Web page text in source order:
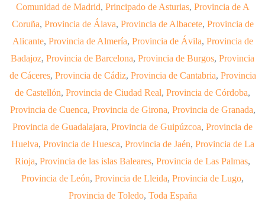
Comunidad de Madrid, Principado de Asturias, Provincia de A
Coruña, Provincia de Álava, Provincia de Albacete, Provincia de
Alicante, Provincia de Almería, Provincia de Ávila, Provincia de
Badajoz, Provincia de Barcelona, Provincia de Burgos, Provincia
de Cáceres, Provincia de Cádiz, Provincia de Cantabria, Provincia
de Castellón, Provincia de Ciudad Real, Provincia de Córdoba,
Provincia de Cuenca, Provincia de Girona, Provincia de Granada,
Provincia de Guadalajara, Provincia de Guipúzcoa, Provincia de
Huelva, Provincia de Huesca, Provincia de Jaén, Provincia de La
Rioja, Provincia de las islas Baleares, Provincia de Las Palmas,
Provincia de León, Provincia de Lleida, Provincia de Lugo,
Provincia de Toledo, Toda España